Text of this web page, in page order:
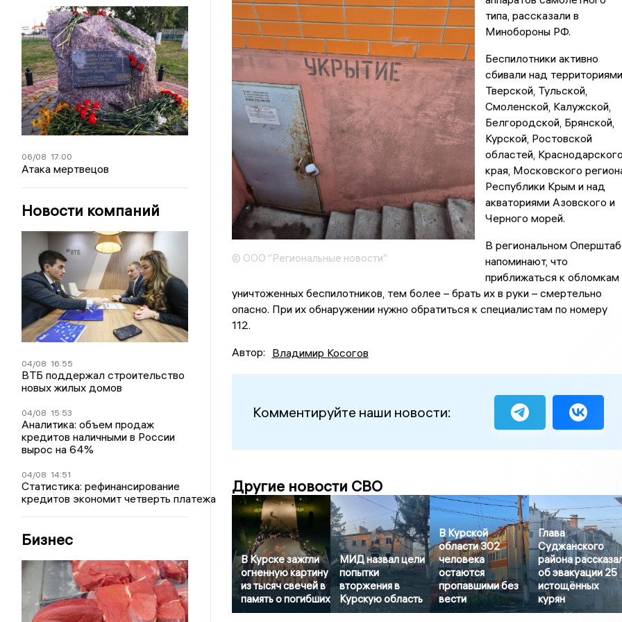
06/08 17:00
Атака мертвецов
Новости компаний
04/08 16:55
ВТБ поддержал строительство
новых жилых домов
04/08 15:53
Аналитика: объем продаж
кредитов наличными в России
вырос на 64%
04/08 14:51
Статистика: рефинансирование
кредитов экономит четверть платежа
Бизнес
© ООО "Региональные новости"
типа, рассказали в
Минобороны РФ.
Беспилотники активно
сбивали над территориями
Тверской, Тульской,
Смоленской, Калужской,
Белгородской, Брянской,
Курской, Ростовской
областей,
края, Московского
Республики Крым и над
акваториями Азовского и
Черного морей.
В региональном
напоминают, что
приближаться к обломкам
уничтоженных беспилотников, тем более – брать их в руки – смертельно
опасно. При их обнаружении нужно обратиться к специалистам по номеру
112.
Автор: Владимир Косогов
Комментируйте наши новости:
Другие новости СВО
В Курске зажгли
огненную картину
из тысяч свечей в
память о погибших
МИД назвал цели
попытки
вторжения в
Курскую область
В Курской
области 302
человека
остаются
пропавшими без
вести
Глава
Суджанского
района
об эвакуации 25
истощённых
курян